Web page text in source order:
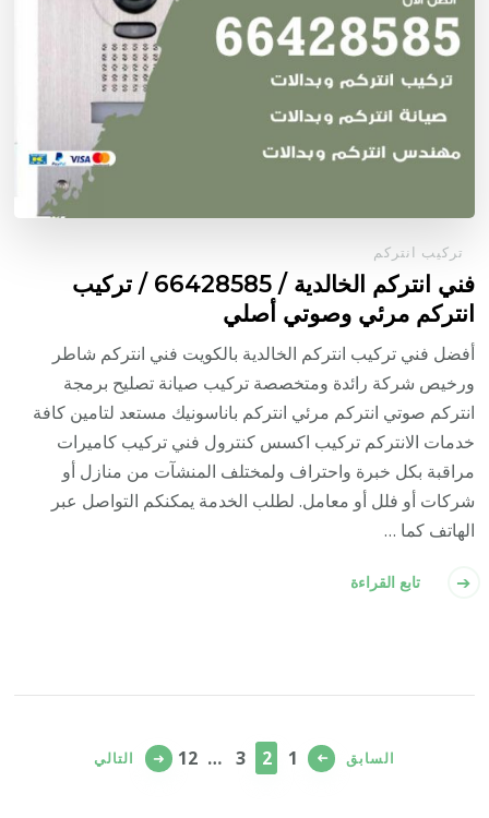
تركيب انتركم
فني انتركم الخالدية / 66428585 / تركيب
انتركم مرئي وصوتي أصلي
أفضل فني تركيب انتركم الخالدية بالكويت فني انتركم شاطر
ورخيص شركة رائدة ومتخصصة تركيب صيانة تصليح برمجة
انتركم صوتي انتركم مرئي انتركم باناسونيك مستعد لتامين كافة
خدمات الانتركم تركيب اكسس كنترول فني تركيب كاميرات
مراقبة بكل خبرة واحتراف ولمختلف المنشآت من منازل أو
شركات أو فلل أو معامل. لطلب الخدمة يمكنكم التواصل عبر
الهاتف كما …
تابع القراءة
صفحات
السابق صفحة
1 صفحة
2 صفحة
3
… صفحة
12 التالي